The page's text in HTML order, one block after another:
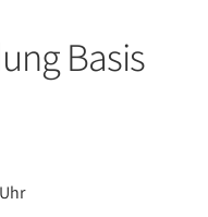
Basis